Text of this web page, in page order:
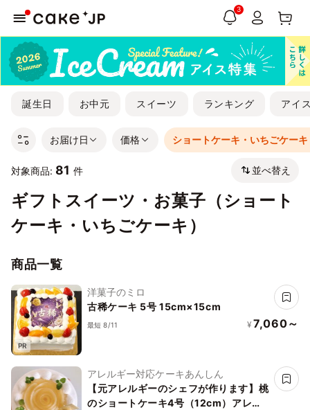
3
誕生日 お中元 スイーツ ランキング アイ
お届け日 価格 ショートケーキ・いちごケーキ
対象商品: 81 件 並べ替え
ギフトスイーツ・お菓子（ショート
ケーキ・いちごケーキ）
商品一覧
PR
洋菓子のミロ
古稀ケーキ 5号 15cm×15cm
最短 8/11 ¥ 7,060～
アレルギー対応ケーキあんしん
【元アレルギーのシェフが作ります】桃
のショートケーキ4号（12cm）アレル